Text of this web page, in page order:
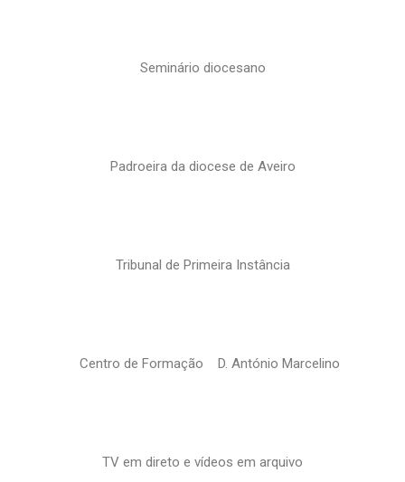
Seminário diocesano
Padroeira da diocese de Aveiro
Tribunal de Primeira Instância
Centro de Formação D. António Marcelino
TV em direto e vídeos em arquivo